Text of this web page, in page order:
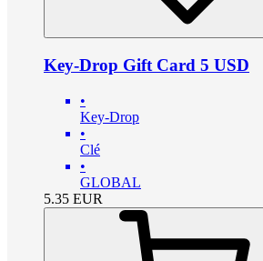
Key-Drop Gift Card 5 USD
•
Key-Drop
•
Clé
•
GLOBAL
5.35 EUR